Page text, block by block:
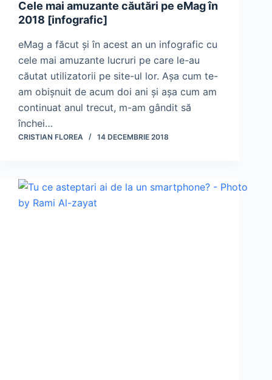
Cele mai amuzante căutări pe eMag în
2018 [infografic]
eMag a făcut și în acest an un infografic cu
cele mai amuzante lucruri pe care le-au
căutat utilizatorii pe site-ul lor. Așa cum te-
am obișnuit de acum doi ani și așa cum am
continuat anul trecut, m-am gândit să
închei…
CRISTIAN FLOREA 14 DECEMBRIE 2018